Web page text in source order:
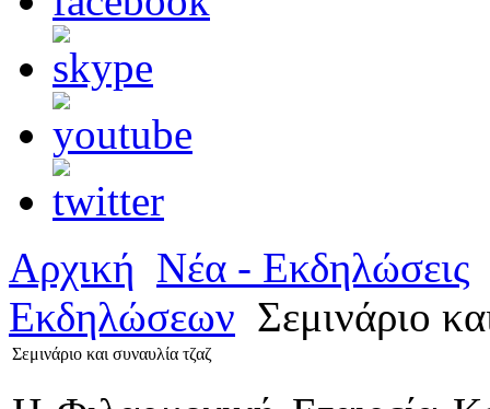
Αρχική Νέα - Εκδηλώσεις
Εκδηλώσεων Σεμινάριο
Σεμινάριο και συναυλία τζαζ